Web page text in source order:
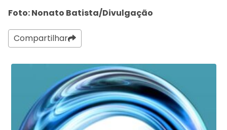
Foto: Nonato Batista/Divulgação
Compartilhar